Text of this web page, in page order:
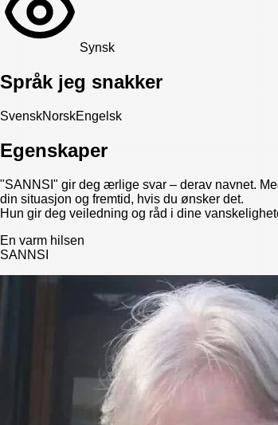
Synsk
Språk jeg snakker
SvenskNorskEngelsk
Egenskaper
"SANNSI" gir deg ærlige svar – derav navnet.
din situasjon og fremtid, hvis du ønsker det.
Hun gir deg veiledning og råd i dine
En varm hilsen
SANNSI